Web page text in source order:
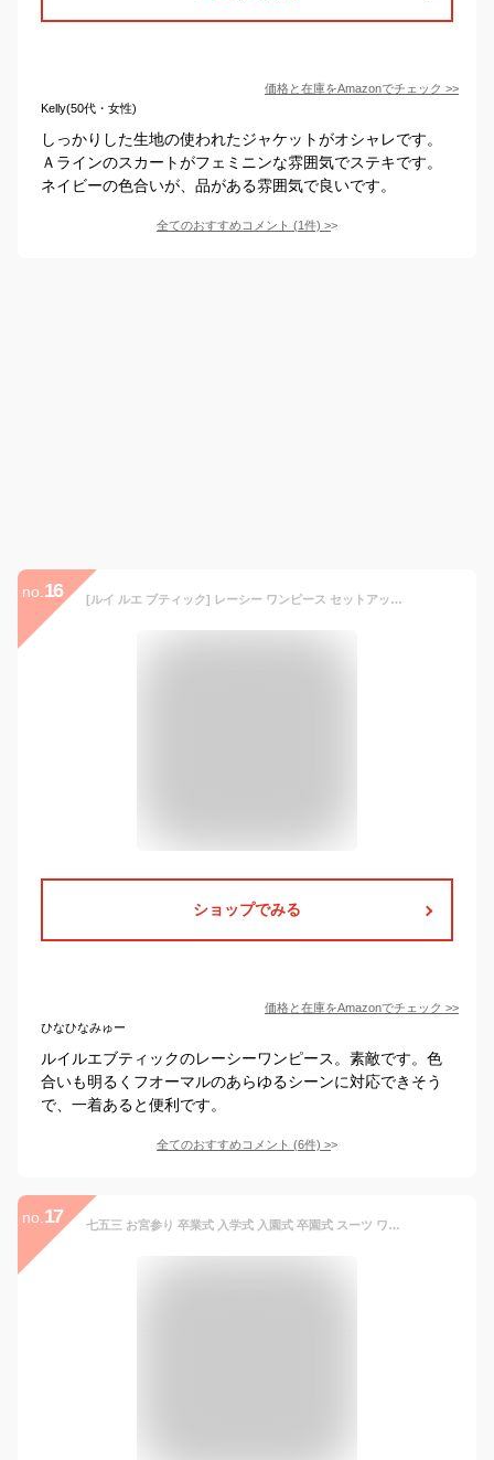
価格と在庫をAmazonでチェック >>
Kelly(50代・女性)
しっかりした生地の使われたジャケットがオシャレです。
Ａラインのスカートがフェミニンな雰囲気でステキです。
ネイビーの色合いが、品がある雰囲気で良いです。
全てのおすすめコメント (1件) >
no. 16 [ルイ ルエ ブティック] レーシー ワンピース セットアップ スーツ レディース ミセス ママ スカートスーツ フォーマル 大きいサイズ レース タイトスカート 結婚式 入園式 入学式 卒業式 卒園式 セレモニー お宮参り S(7号) グレージュSU651-S-G
ショップでみる
価格と在庫をAmazonでチェック >>
ひなひなみゅー
ルイルエブティックのレーシーワンピース。素敵です。色
合いも明るくフオーマルのあらゆるシーンに対応できそう
で、一着あると便利です。
全てのおすすめコメント (6件) >
no. 17 七五三 お宮参り 卒業式 入学式 入園式 卒園式 スーツ ワンピーススーツ 七五三 母親 スーツ 母 七五三 スーツ 30代 スーツ 40代 スーツ 50代 スーツ レディース セレモニースーツ フォーマルスーツ 結婚式 スーツ お宮参り スーツ ママ お宮参り 母スーツ 撮影 ミセススーツ